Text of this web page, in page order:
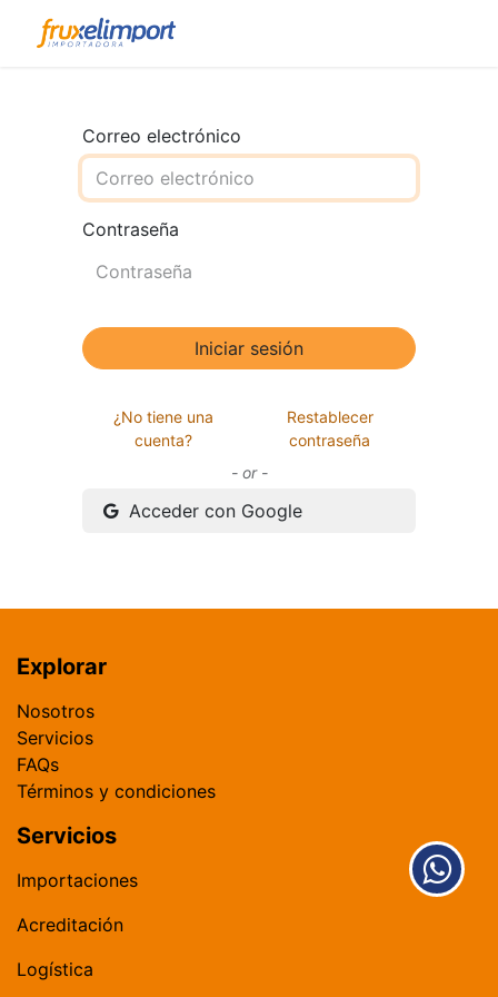
Correo electrónico
Contraseña
Iniciar sesión
¿No tiene una
cuenta?
Restablecer
contraseña
- or -
Acceder con Google
Explorar
​Nosotros​​
Servicios
FAQs
​Términos y condiciones
Servicios
​​​​​​​​​​I​m​por​t​a​c​i​o​ne​s​
​Acreditación​
​Logística​